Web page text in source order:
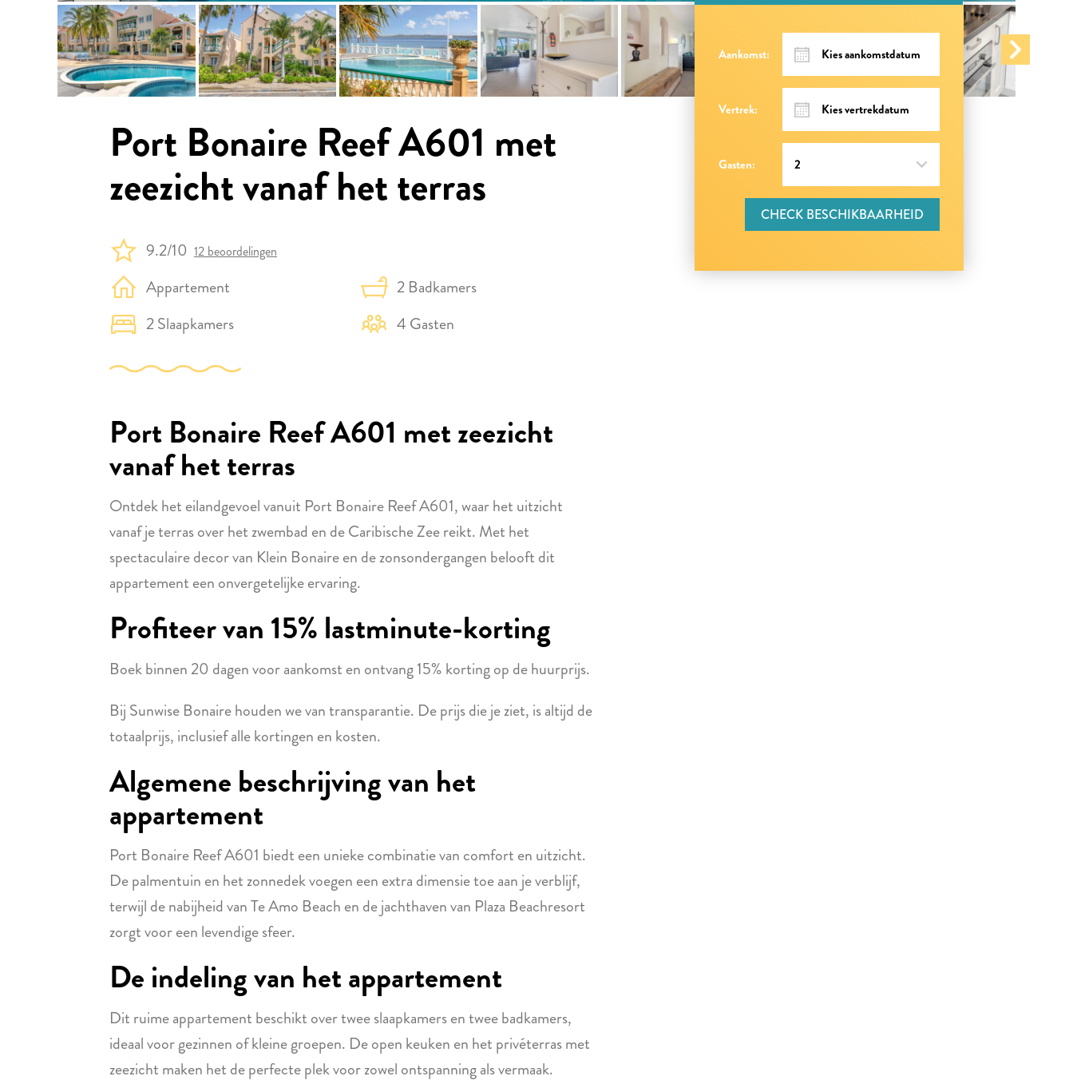
Port Bonaire Reef A601 met
zeezicht vanaf het terras
9.2/10 12 beoordelingen
Appartement
2 Slaapkamers
2 Badkamers
4 Gasten
Port Bonaire Reef A601 met zeezicht
vanaf het terras
Ontdek het eilandgevoel vanuit Port Bonaire Reef A601, waar het uitzicht
vanaf je terras over het zwembad en de Caribische Zee reikt. Met het
spectaculaire decor van Klein Bonaire en de zonsondergangen belooft dit
appartement een onvergetelijke ervaring.
Profiteer van 15% lastminute-korting
Boek binnen 20 dagen voor aankomst en ontvang 15% korting op de huurprijs.
Bij Sunwise Bonaire houden we van transparantie. De prijs die je ziet, is altijd de
totaalprijs, inclusief alle kortingen en kosten.
Algemene beschrijving van het
appartement
Port Bonaire Reef A601 biedt een unieke combinatie van comfort en uitzicht.
De palmentuin en het zonnedek voegen een extra dimensie toe aan je verblijf,
terwijl de nabijheid van Te Amo Beach en de jachthaven van Plaza Beachresort
zorgt voor een levendige sfeer.
De indeling van het appartement
Dit ruime appartement beschikt over twee slaapkamers en twee badkamers,
ideaal voor gezinnen of kleine groepen. De open keuken en het privéterras met
zeezicht maken het de perfecte plek voor zowel ontspanning als vermaak.
Aankomst:
Vertrek:
Gasten:
CHECK BESCHIKBAARHEID